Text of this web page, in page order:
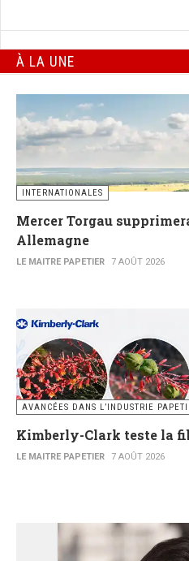
À LA UNE
INTERNATIONALES
Mercer Torgau
Allemagne
LE MAITRE PAPETIER 7 AOÛT 2026
AVANCÉES DANS L’INDUSTRIE
Kimberly-Clark teste la
LE MAITRE PAPETIER 7 AOÛT 2026